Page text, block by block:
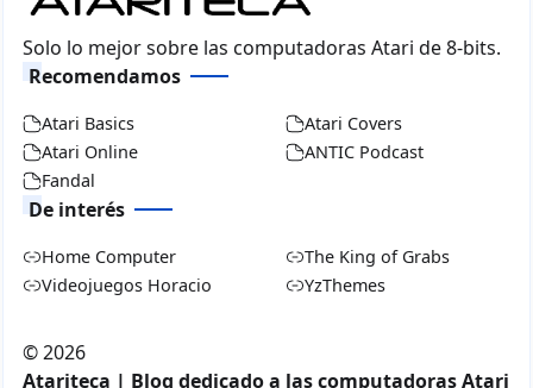
Solo lo mejor sobre las computadoras Atari de 8-bits.
Recomendamos
Atari Basics
Atari Covers
Atari Online
ANTIC Podcast
Fandal
De interés
Home Computer
The King of Grabs
Videojuegos Horacio
YzThemes
©2026
Atariteca | Blog dedicado a las computadoras Atari